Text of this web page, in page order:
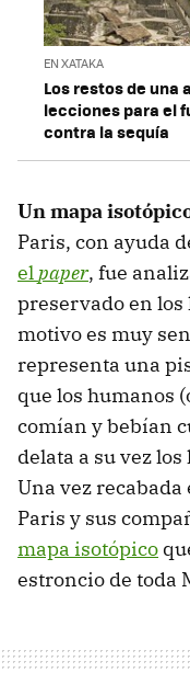
EN XATAKA
Los restos de una
lecciones para el
contra la sequía
Un mapa
Paris, con ayuda
elpaper, fue
preservado en los
motivo es muy
representa una
que los humanos
comían y bebían
delata a su vez
Una vez
Paris y sus
mapa isotópico
estroncio de toda